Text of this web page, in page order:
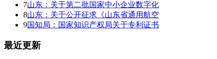
7山东：关于第二批国家中小企业数字化
8山东：关于公开征求《山东省通用航空
9国知局：国家知识产权局关于专利证书
最近更新